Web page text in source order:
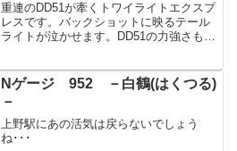
重連のDD51が牽くトワイライトエクスプ
レスです。バックショットに映るテール
ライトが泣かせます。DD51の力強さもい
Nゲージ 952 －白鶴(はくつる)
－
上野駅にあの活気は戻らないでしょう
ね･･･